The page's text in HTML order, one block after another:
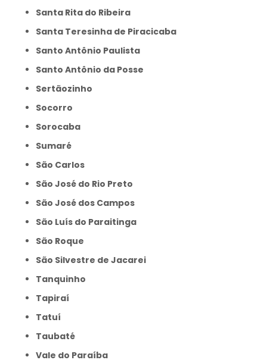
Santa Rita do Ribeira
Santa Teresinha de Piracicaba
Santo Antônio Paulista
Santo Antônio da Posse
Sertãozinho
Socorro
Sorocaba
Sumaré
São Carlos
São José do Rio Preto
São José dos Campos
São Luís do Paraitinga
São Roque
São Silvestre de Jacarei
Tanquinho
Tapiraí
Tatuí
Taubaté
Vale do Paraíba